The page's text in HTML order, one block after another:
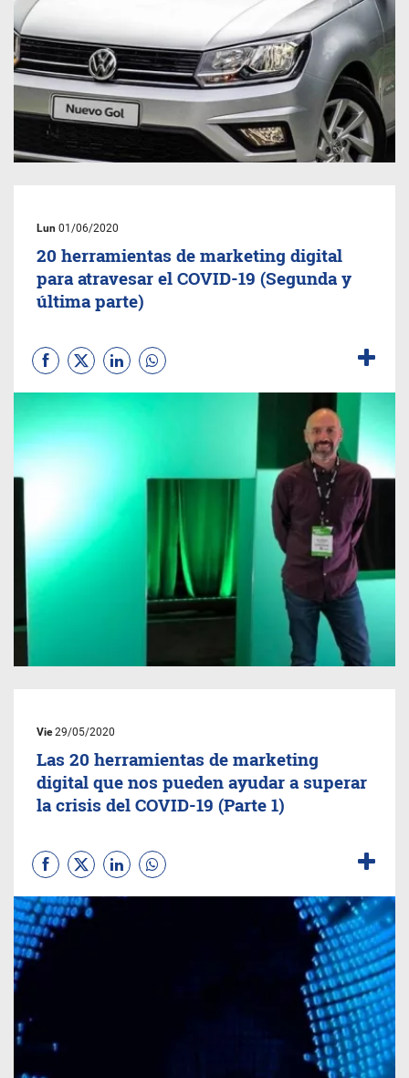
Lun 01/06/2020
20 herramientas de marketing digital
para atravesar el COVID-19 (Segunda y
última parte)
Vie29/05/2020
Las 20 herramientas de marketing
digital que nos pueden ayudar a superar
la crisis del COVID-19 (Parte 1)